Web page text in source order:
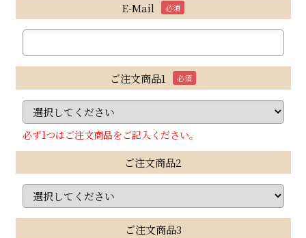
E-Mail 必須
ご注文商品1 必須
必ず1つはご注文商品をご記入ください。
ご注文商品2
ご注文商品3